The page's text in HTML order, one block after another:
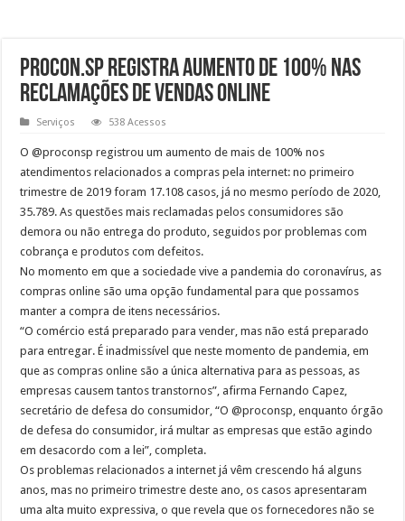
Procon.SP registra aumento de 100% nas
reclamações de vendas online
Serviços 538 Acessos
O @proconsp registrou um aumento de mais de 100% nos
atendimentos relacionados a compras pela internet: no primeiro
trimestre de 2019 foram 17.108 casos, já no mesmo período de 2020,
35.789. As questões mais reclamadas pelos consumidores são
demora ou não entrega do produto, seguidos por problemas com
cobrança e produtos com defeitos.
No momento em que a sociedade vive a pandemia do coronavírus, as
compras online são uma opção fundamental para que possamos
manter a compra de itens necessários.
“O comércio está preparado para vender, mas não está preparado
para entregar. É inadmissível que neste momento de pandemia, em
que as compras online são a única alternativa para as pessoas, as
empresas causem tantos transtornos”, afirma Fernando Capez,
secretário de defesa do consumidor, “O @proconsp, enquanto órgão
de defesa do consumidor, irá multar as empresas que estão agindo
em desacordo com a lei”, completa.
Os problemas relacionados a internet já vêm crescendo há alguns
anos, mas no primeiro trimestre deste ano, os casos apresentaram
uma alta muito expressiva, o que revela que os fornecedores não se